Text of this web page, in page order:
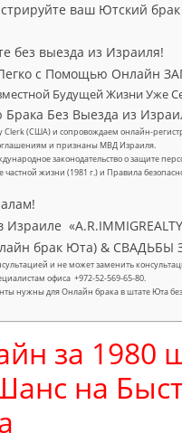
ваш Ютский
без выезда из Израиля!
с Помощью Онлайн
Будущей Жизни Уже
Без Выезда из
(США) и сопровождаем онлайн-
и признаны МВД Израиля.
законодательство о защите
частной жизни (1981 г.) и Правила
в Израиле
брак Юта) & СВАДЬБЫ
и не может заменить
офиса +972-52-569-65-80.
нужны для Онлайн брака в штате Юта
за 1980
на